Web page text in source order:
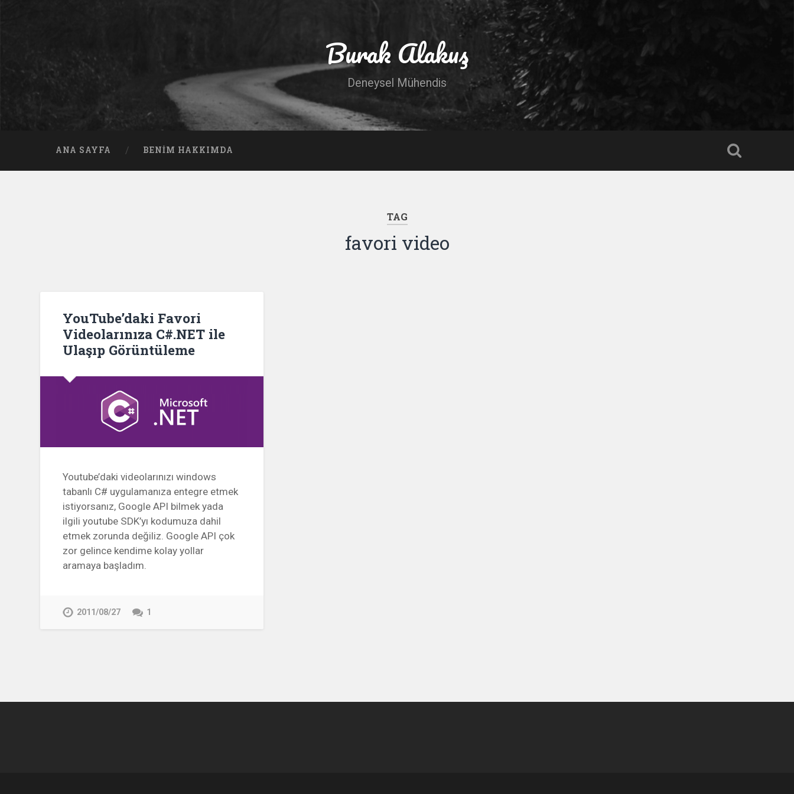
Burak Alakuş
Deneysel Mühendis
ANA SAYFA BENIM HAKKIMDA
TAG
favori video
YouTube’daki Favori
Videolarınıza C#.NET ile
Ulaşıp Görüntüleme
Youtube’daki videolarınızı windows
tabanlı C# uygulamanıza entegre etmek
istiyorsanız, Google API bilmek yada
ilgili youtube SDK’yı kodumuza dahil
etmek zorunda değiliz. Google API çok
zor gelince kendime kolay yollar
aramaya başladım.
2011/08/27 1